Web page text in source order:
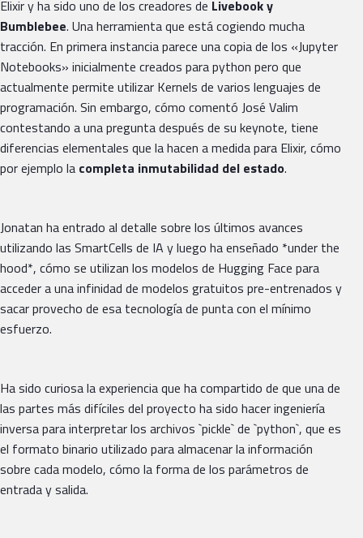
Elixir y ha sido uno de los creadores de Livebook y
Bumblebee. Una herramienta que está cogiendo mucha
tracción. En primera instancia parece una copia de los «Jupyter
Notebooks» inicialmente creados para python pero que
actualmente permite utilizar Kernels de varios lenguajes de
programación. Sin embargo, cómo comentó José Valim
contestando a una pregunta después de su keynote, tiene
diferencias elementales que la hacen a medida para Elixir, cómo
por ejemplo la completa inmutabilidad del estado.
Jonatan ha entrado al detalle sobre los últimos avances
utilizando las SmartCells de IA y luego ha enseñado *under the
hood*, cómo se utilizan los modelos de Hugging Face para
acceder a una infinidad de modelos gratuitos pre-entrenados y
sacar provecho de esa tecnología de punta con el mínimo
esfuerzo.
Ha sido curiosa la experiencia que ha compartido de que una de
las partes más difíciles del proyecto ha sido hacer ingeniería
inversa para interpretar los archivos `pickle` de `python`, que es
el formato binario utilizado para almacenar la información
sobre cada modelo, cómo la forma de los parámetros de
entrada y salida.